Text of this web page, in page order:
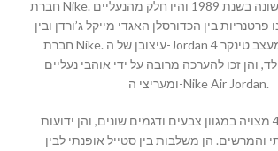
חברת Nike. הן יצאו לשוק לראשונה בשנת 1989 והיו חלק מהנעליים
בין הכדורסלן האגדי מייקל ג’ורדן ובין
חברת Nike. עיצובן של ה-Jordan 4 נעשה על ידי המעצב טינקר
והן זכו להערכה מרובה על ידי אוהבי נעליים
ומעריצי ה-Nike Air Jordan.
נייק אייר ג’ורדן 4 מצויה במגוון צבעים ודגמים שונים, והן ידועות
והמרשים. הן משלבות בין סטייל אופנתי לבין